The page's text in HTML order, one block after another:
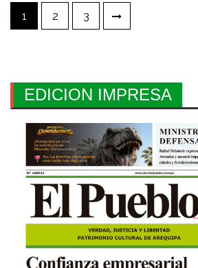
Paginación
de
1 2 3
EDICION IMPRESA